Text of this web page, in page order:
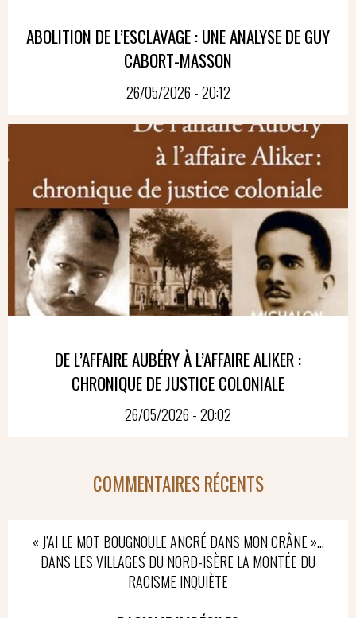
ABOLITION DE L’ESCLAVAGE : UNE ANALYSE DE GUY
CABORT-MASSON
26/05/2026 - 20:12
DE L’AFFAIRE AUBÉRY À L’AFFAIRE ALIKER :
CHRONIQUE DE JUSTICE COLONIALE
26/05/2026 - 20:02
COMMENTAIRES RÉCENTS
« J’AI LE MOT BOUGNOULE ANCRÉ DANS MON CRÂNE »…
DANS LES VILLAGES DU NORD-ISÈRE LA MONTÉE DU
RACISME INQUIÈTE